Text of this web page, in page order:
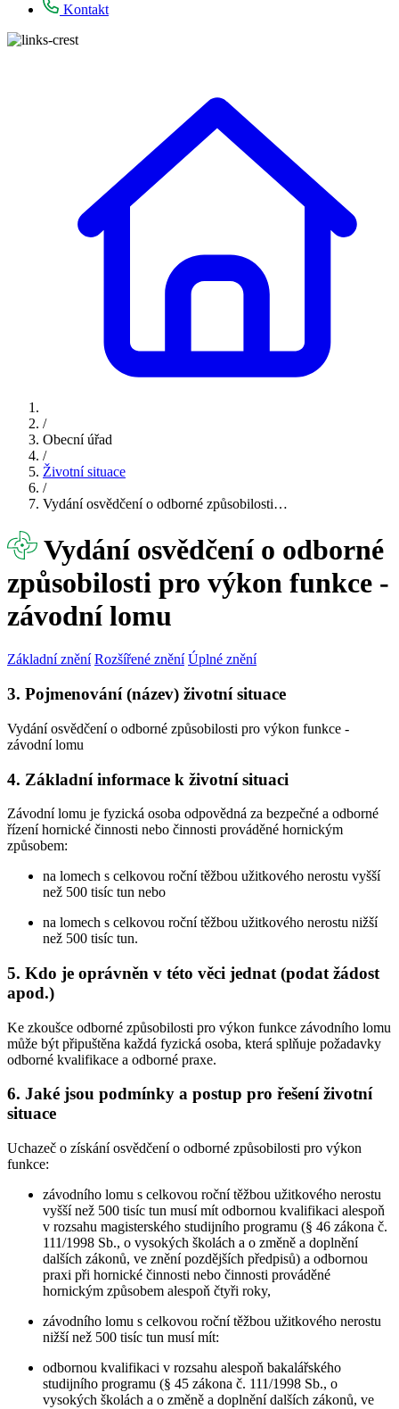
Kontakt
/
Obecní úřad
/
Životní situace
/
Vydání osvědčení o odborné způsobilosti…
Vydání osvědčení o odborné
způsobilosti pro výkon funkce -
závodní lomu
Základní znění Rozšířené znění Úplné znění
3. Pojmenování (název) životní situace
Vydání osvědčení o odborné způsobilosti pro výkon funkce -
závodní lomu
4. Základní informace k životní situaci
Závodní lomu je fyzická osoba odpovědná za bezpečné a odborné
řízení hornické činnosti nebo činnosti prováděné hornickým
způsobem:
na lomech s celkovou roční těžbou užitkového nerostu vyšší
než 500 tisíc tun nebo
na lomech s celkovou roční těžbou užitkového nerostu nižší
než 500 tisíc tun.
5. Kdo je oprávněn v této věci jednat (podat žádost
apod.)
Ke zkoušce odborné způsobilosti pro výkon funkce závodního lomu
může být připuštěna každá fyzická osoba, která splňuje požadavky
odborné kvalifikace a odborné praxe.
6. Jaké jsou podmínky a postup pro řešení životní
situace
Uchazeč o získání osvědčení o odborné způsobilosti pro výkon
funkce:
závodního lomu s celkovou roční těžbou užitkového nerostu
vyšší než 500 tisíc tun musí mít odbornou kvalifikaci alespoň
v rozsahu magisterského studijního programu (§ 46 zákona č.
111/1998 Sb., o vysokých školách a o změně a doplnění
dalších zákonů, ve znění pozdějších předpisů) a odbornou
praxi při hornické činnosti nebo činnosti prováděné
hornickým způsobem alespoň čtyři roky,
závodního lomu s celkovou roční těžbou užitkového nerostu
nižší než 500 tisíc tun musí mít:
odbornou kvalifikaci v rozsahu alespoň bakalářského
studijního programu (§ 45 zákona č. 111/1998 Sb., o
vysokých školách a o změně a doplnění dalších zákonů, ve